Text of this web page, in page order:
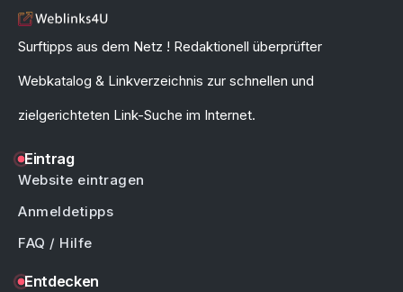
Surftipps aus dem Netz ! Redaktionell überprüfter
Webkatalog & Linkverzeichnis zur schnellen und
zielgerichteten Link-Suche im Internet.
Eintrag
Website eintragen
Anmeldetipps
FAQ / Hilfe
Entdecken